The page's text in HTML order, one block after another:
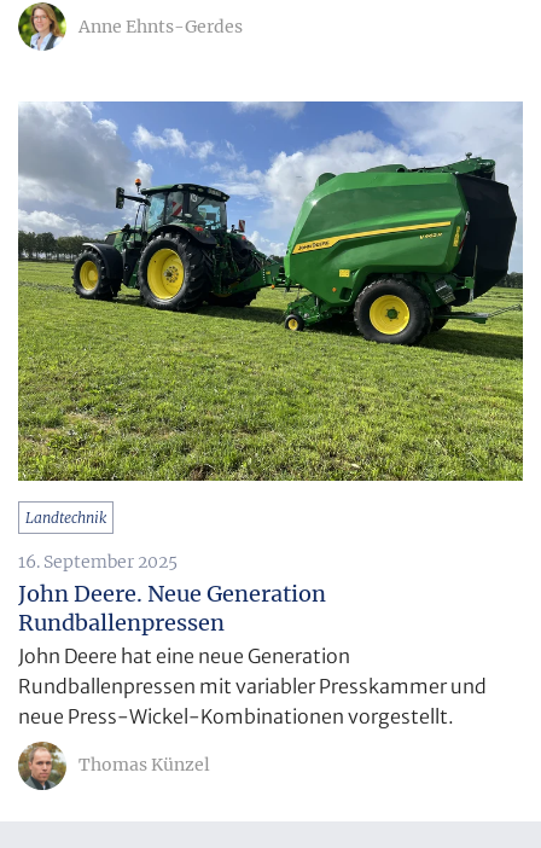
Anne Ehnts-Gerdes
Landtechnik
16. September 2025
John Deere. Neue Generation
Rundballenpressen
John Deere hat eine neue Generation
Rundballenpressen mit variabler Presskammer und
neue Press-Wickel-Kombinationen vorgestellt.
Thomas Künzel